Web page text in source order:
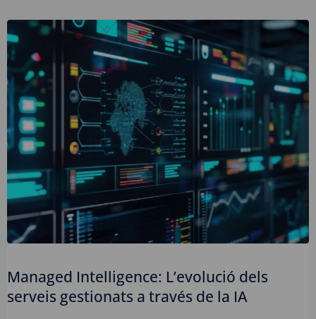
Managed Intelligence: L’evolució dels
serveis gestionats a través de la IA